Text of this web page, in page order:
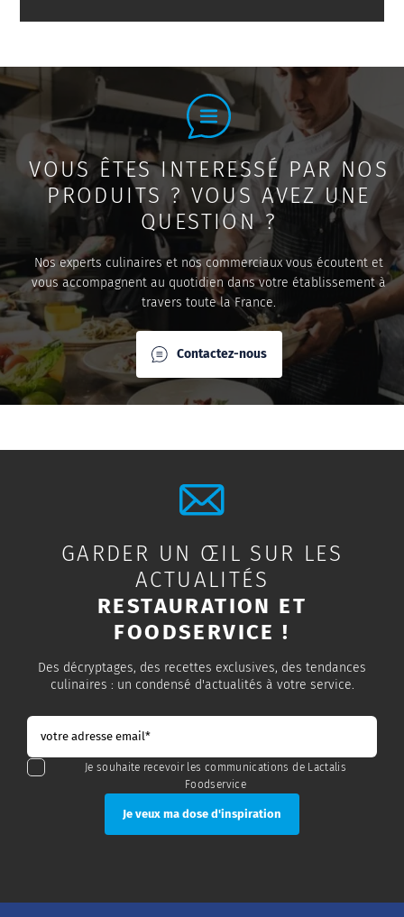
VOUS ÊTES INTERESSÉ PAR NOS
PRODUITS ? VOUS AVEZ UNE
QUESTION ?
Nos experts culinaires et nos commerciaux vous écoutent et
vous accompagnent au quotidien dans votre établissement à
travers toute la France.
Contactez-nous
GARDER UN ŒIL SUR LES
ACTUALITÉS
RESTAURATION ET
FOODSERVICE !
Des décryptages, des recettes exclusives, des tendances
culinaires : un condensé d'actualités à votre service.
Je souhaite recevoir les communications de Lactalis
Foodservice